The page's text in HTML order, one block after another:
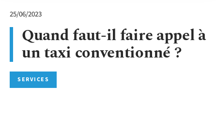
25/06/2023
Quand faut-il faire appel à
un taxi conventionné ?
SERVICES